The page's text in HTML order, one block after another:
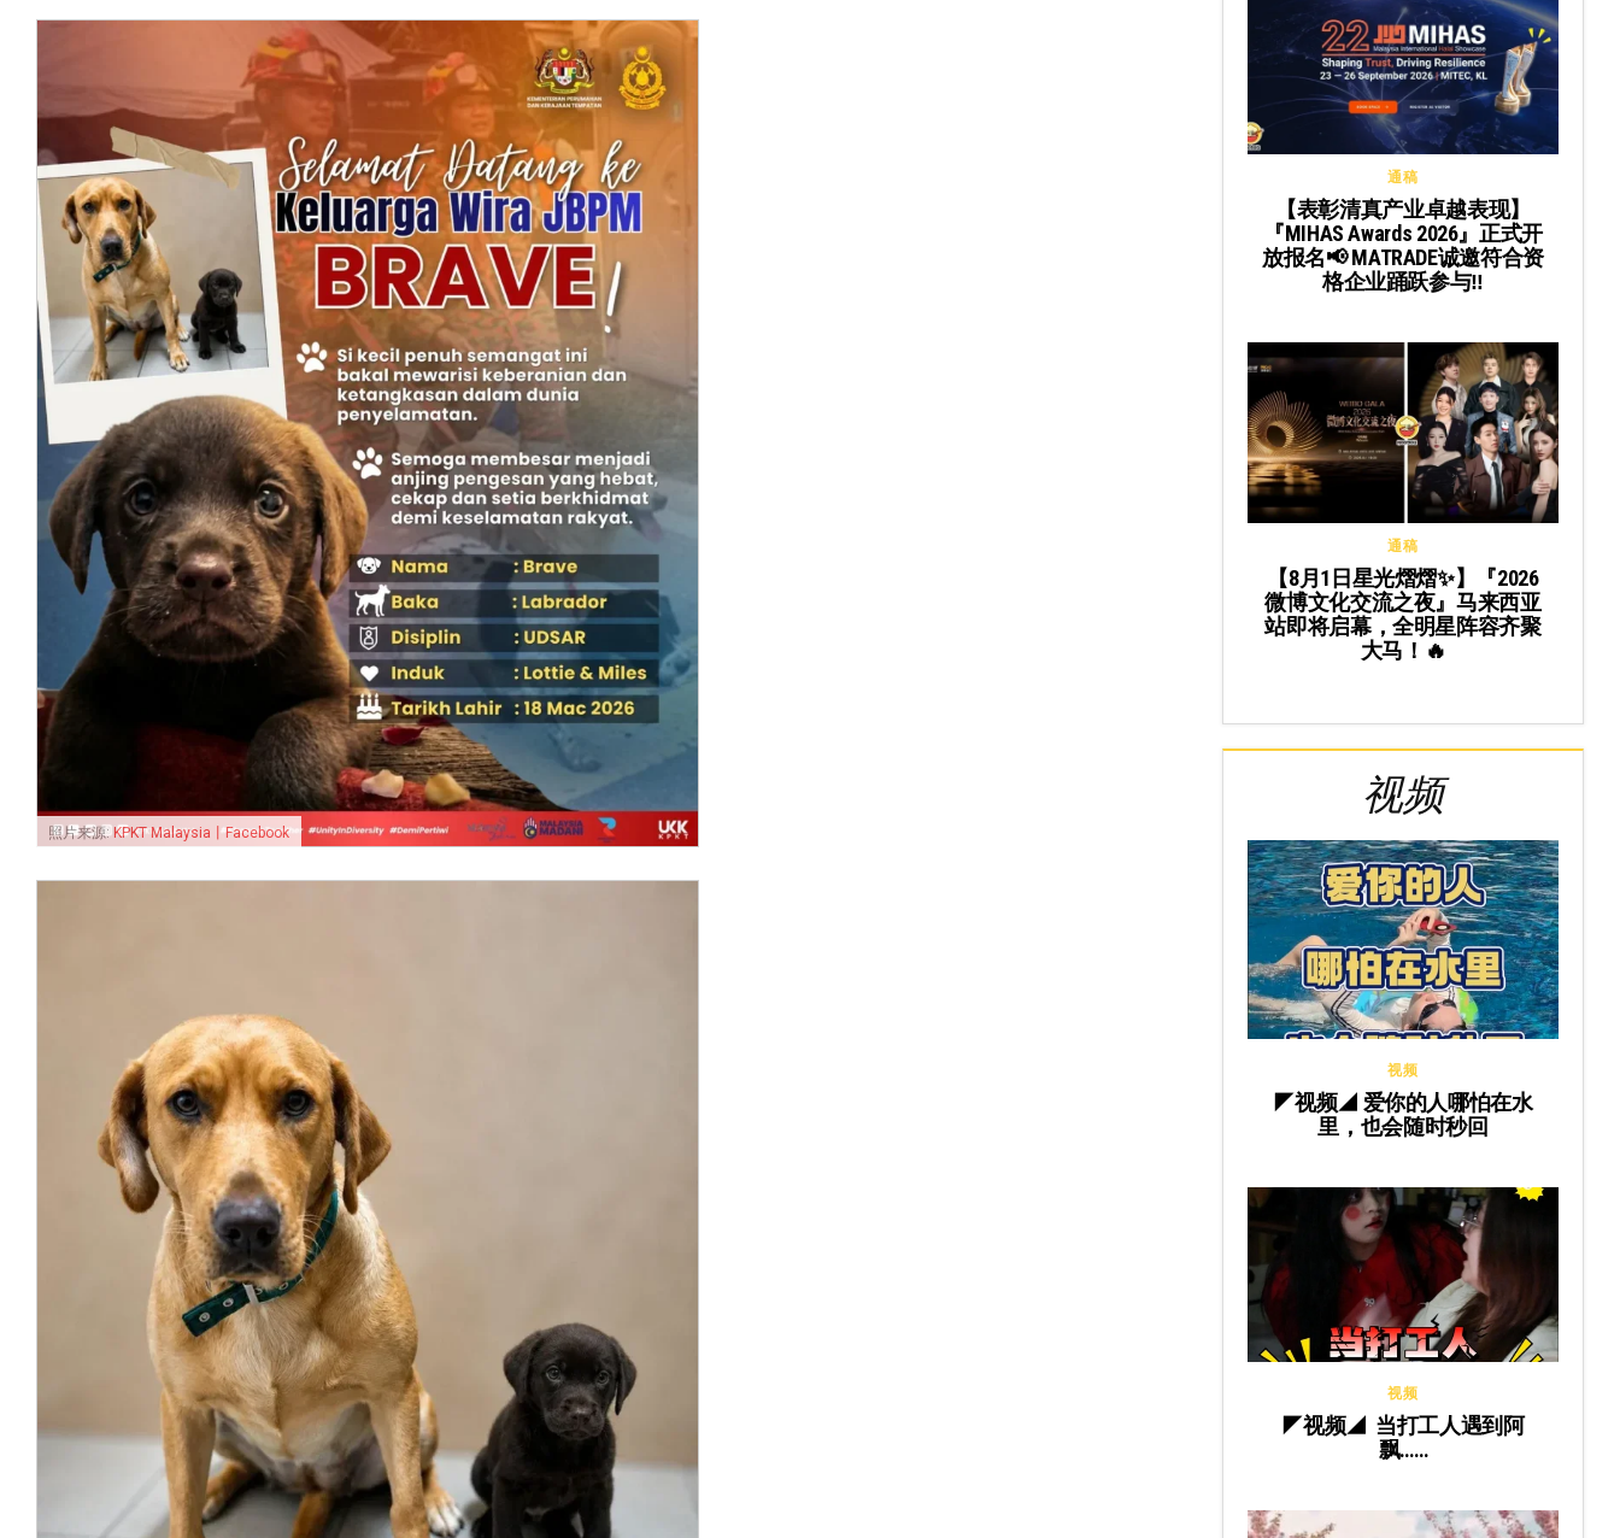
照片来源: KPKT Malaysia 丨Facebook
通稿
【表彰清真产业卓越表现】
『MIHAS Awards 2026』正式开
放报名📢 MATRADE诚邀符合资
格企业踊跃参与‼️
通稿
【8月1日星光熠熠✨】『2026
微博文化交流之夜』马来西亚
站即将启幕，全明星阵容齐聚
大马！🔥
视频
视频
◤视频◢ 爱你的人哪怕在水
里，也会随时秒回
视频
◤视频◢ 当打工人遇到阿
飘……